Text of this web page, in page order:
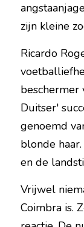
zijn kleine
Ricardo
beschermer
Duitser'
genoemd
blonde
en de
Vrijwel
Coimbra is.